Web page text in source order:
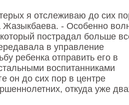
я отслеживаю до сих
Жазыкбаева. - Особенно
пострадал больше
в управление
ребенка отправить его в
воспитанниками
он до сих пор в центре
откуда уже